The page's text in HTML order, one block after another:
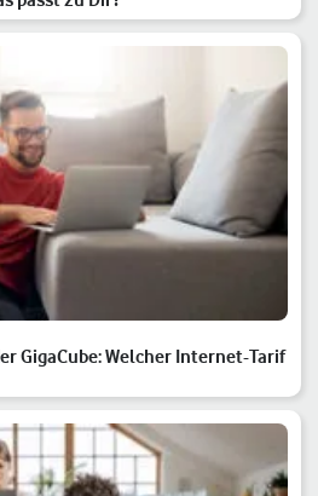
GigaCube: Welcher Internet-Tarif